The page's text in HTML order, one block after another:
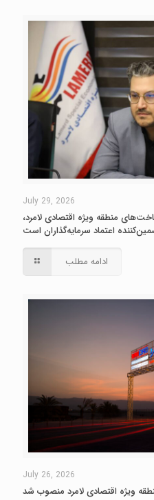
July 29, 2026
منطقه ویژه اقتصادی لامرد،
اعتماد سرمایه‌گذاران است
ادامه مطلب
July 26, 2026
ویژه اقتصادی لامرد منصوب شد